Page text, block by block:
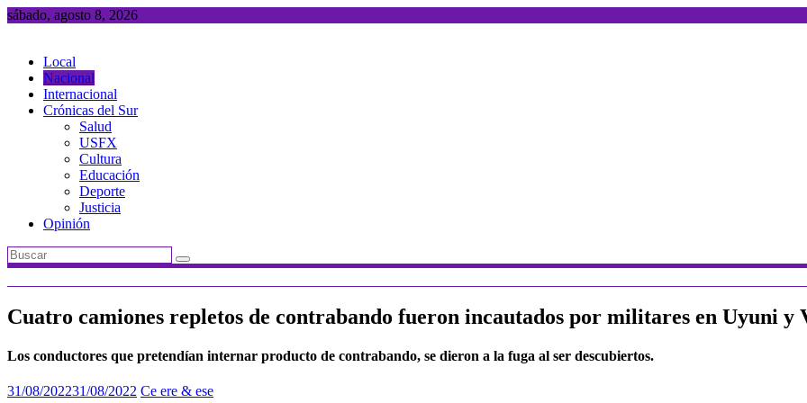
Saltar
sábado, agosto 8, 2026
Local
Nacional
Internacional
Crónicas del Sur
Salud
USFX
Cultura
Educación
Deporte
Justicia
Opinión
Cuatro camiones repletos de contrabando fueron incautados por militares en Uyuni y
Los conductores que pretendían internar producto de contrabando, se dieron a la fuga al ser descubiertos.
31/08/202231/08/2022 Ce ere & ese